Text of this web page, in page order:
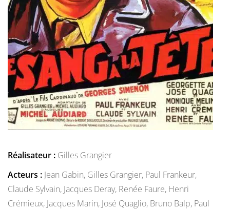
Réalisateur : Gilles Grangier
Acteurs : Jean Gabin, Gilles Grangier, Paul Frankeur,
Claude Sylvain, Jacques Deray, Renée Faure, Henri
Crémieux, Jacques Marin, José Quaglio, Bruno Balp, Paul